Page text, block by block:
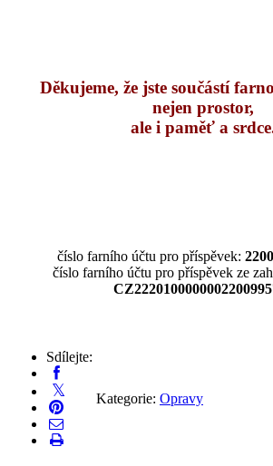
Děkujeme, že jste součástí
nejen prostor,
ale i paměť a
číslo farního účtu pro příspěvek:
číslo farního účtu pro příspěvek ze
Sdílejte:
Kategorie: Opravy